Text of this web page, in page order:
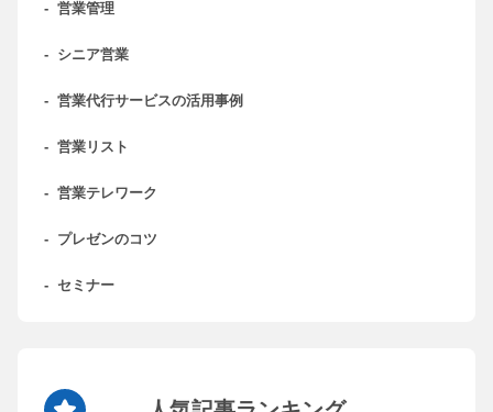
- 営業管理
- シニア営業
- 営業代行サービスの活用事例
- 営業リスト
- 営業テレワーク
- プレゼンのコツ
- セミナー